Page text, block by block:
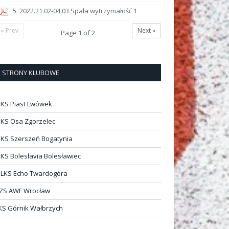
5. 2022.21.02-04.03 Spała wytrzymałość 1
Next »
Page 1 of2
« Prev
STRONY KLUBOWE
Piast Lwówek
Osa Zgorzelec
Szerszeń Bogatynia
Bolesłavia Bolesławiec
Echo Twardogóra
AWF Wrocław
Górnik Wałbrzych